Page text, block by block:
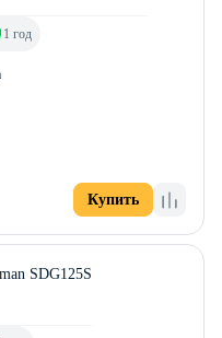
1 год
Купить
SDG125S